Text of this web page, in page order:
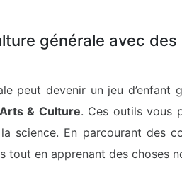
générale avec
peut devenir un jeu d’enfant
& Culture. Ces outils vous
science. En parcourant des
tout en apprenant des choses